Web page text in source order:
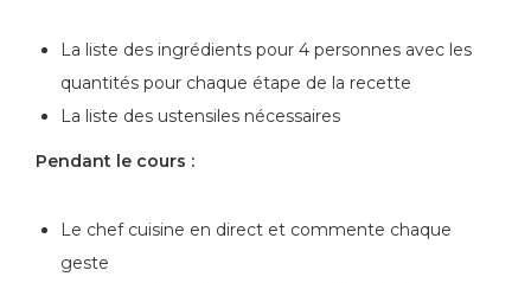
La liste des ingrédients pour 4 personnes avec les
quantités pour chaque étape de la recette
La liste des ustensiles nécessaires
Pendant le cours :
Le chef cuisine en direct et commente chaque
geste